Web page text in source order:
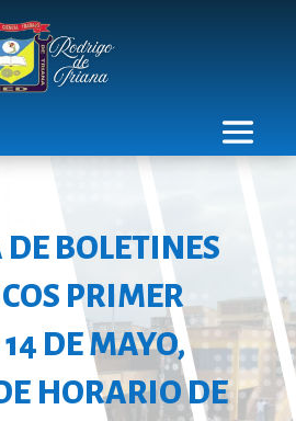
DE BOLETINES
PRIMER
DE MAYO,
HORARIO DE